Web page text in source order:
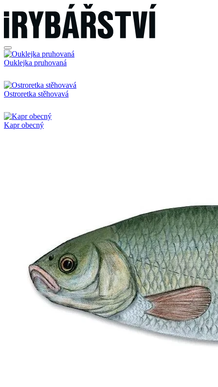
Ouklejka pruhovaná
Ostroretka stěhovavá
Kapr obecný